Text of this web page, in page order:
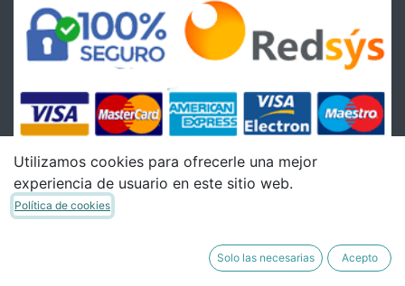
Condiciones
Utilizamos cookies para ofrecerle una mejor
experiencia de usuario en este sitio web.
Política de cookies
Solo las necesarias Acepto